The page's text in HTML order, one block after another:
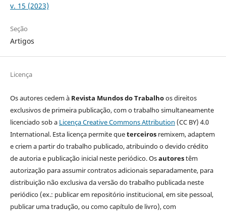
v. 15 (2023)
Seção
Artigos
Licença
Os autores cedem à Revista Mundos do Trabalhoos direitos
exclusivos de primeira publicação, com o trabalho simultaneamente
licenciado sob a Licença Creative Commons Attribution (CC BY) 4.0
International. Esta licença permite queterceirosremixem, adaptem
e criem a partir do trabalho publicado, atribuindo o devido crédito
de autoria e publicação inicial neste periódico. Osautorestêm
autorização para assumir contratos adicionais separadamente, para
distribuição não exclusiva da versão do trabalho publicada neste
periódico (ex.: publicar em repositório institucional, em site pessoal,
publicar uma tradução, ou como capítulo de livro), com